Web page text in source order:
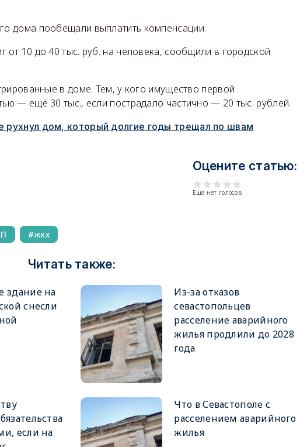
дома пообещали выплатить компенсации.
от 10 до 40 тыс. руб. на человека, сообщили в городской
в доме. Тем, у кого имущество первой
— ещё 30 тыс., если пострадало частично — 20 тыс. рублей.
рухнул дом, который долгие годы трещал по швам
Оцените статью:
Еще нет голосов
жкх
Читать также:
здание на
снесли
Из-за отказов
севастопольцев
расселение аварийного
жилья продлили до 2028
года
если на
Что в Севастополе с
расселением аварийного
жилья